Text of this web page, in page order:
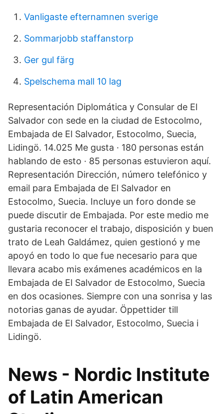
Vanligaste efternamnen sverige
Sommarjobb staffanstorp
Ger gul färg
Spelschema mall 10 lag
Representación Diplomática y Consular de El
Salvador con sede en la ciudad de Estocolmo,
Embajada de El Salvador, Estocolmo, Suecia,
Lidingö. 14.025 Me gusta · 180 personas están
hablando de esto · 85 personas estuvieron aquí.
Representación Dirección, número telefónico y
email para Embajada de El Salvador en
Estocolmo, Suecia. Incluye un foro donde se
puede discutir de Embajada. Por este medio me
gustaria reconocer el trabajo, disposición y buen
trato de Leah Galdámez, quien gestionó y me
apoyó en todo lo que fue necesario para que
llevara acabo mis exámenes académicos en la
Embajada de El Salvador de Estocolmo, Suecia
en dos ocasiones. Siempre con una sonrisa y las
notorias ganas de ayudar. Öppettider till
Embajada de El Salvador, Estocolmo, Suecia i
Lidingö.
News - Nordic Institute
of Latin American